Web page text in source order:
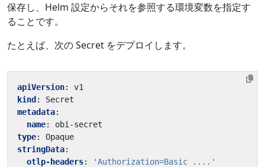
保存し、Helm 設定からそれを参照する環境変数を指定す
ることです。
たとえば、次の Secret をデプロイします。
apiVersion:
v1
kind :
Secret
metadata:
name:
obi-secret
type:
Opaque
stringData:
otlp-headers: 'Authorization=Basic ....'